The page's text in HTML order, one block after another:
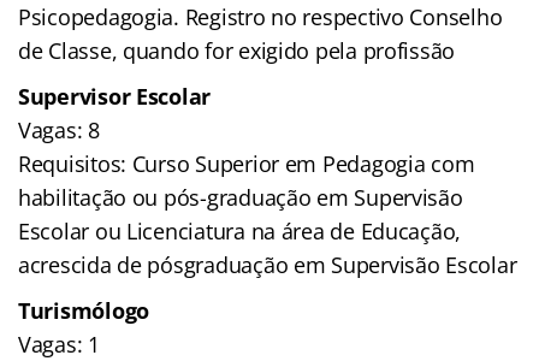
Psicopedagogia. Registro no respectivo Conselho
de Classe, quando for exigido pela profissão
Supervisor Escolar
Vagas: 8
Requisitos: Curso Superior em Pedagogia com
habilitação ou pós-graduação em Supervisão
Escolar ou Licenciatura na área de Educação,
acrescida de pósgraduação em Supervisão Escolar
Turismólogo
Vagas: 1